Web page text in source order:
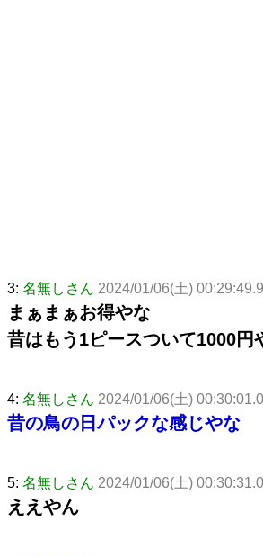
3: 名無しさん 2024/01/06(土)
まぁまぁお得やな
昔はもう1ピースついて1000円
4: 名無しさん 2024/01/06(土)
昔の鳥の日パックな感じやな
5: 名無しさん 2024/01/06(土)
ええやん